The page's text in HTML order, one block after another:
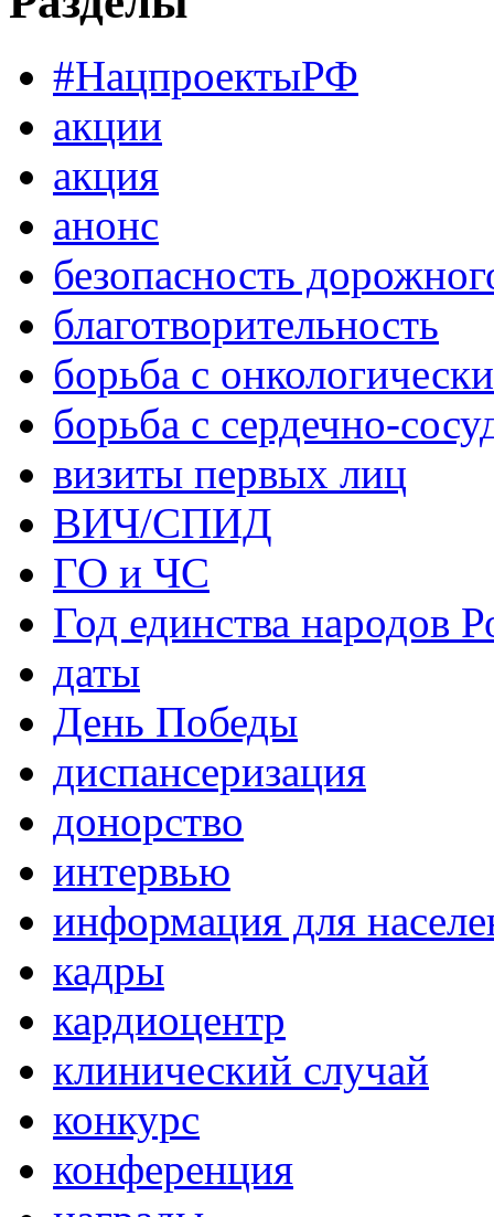
#НацпроектыРФ
акции
акция
анонс
безопасность
благотворительность
борьба с
борьба с сердечно-
визиты первых лиц
ВИЧ/СПИД
ГО и ЧС
Год единства народов
даты
День Победы
диспансеризация
донорство
интервью
информация для
кадры
кардиоцентр
клинический случай
конкурс
конференция